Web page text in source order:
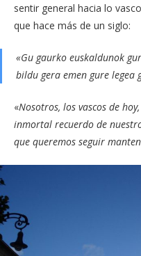
sentir general hacia lo
que hace más de un siglo:
«Gu gaurko euskaldunok
bildu gera emen gure legea
«Nosotros, los vascos de
inmortal recuerdo de
que queremos seguir